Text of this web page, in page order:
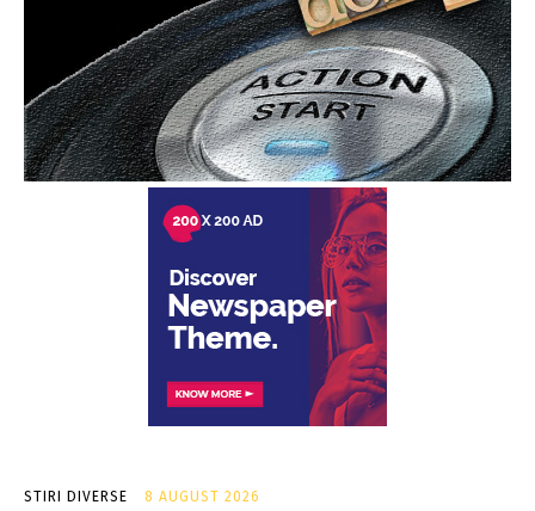
STIRI DIVERSE 8 AUGUST 2026